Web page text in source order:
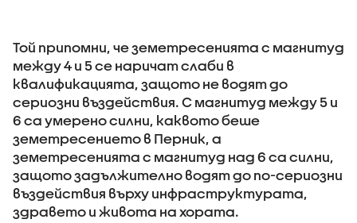
Той припомни, че земетресенията с магнитуд
между 4 и 5 се наричат слаби в
квалификацията, защото не водят до
сериозни въздействия. С магнитуд между 5 и
6 са умерено силни, каквото беше
земетресението в Перник, а
земетресенията с магнитуд над 6 са силни,
защото задължително водят до по-сериозни
въздействия върху инфраструктурата,
здравето и живота на хората.